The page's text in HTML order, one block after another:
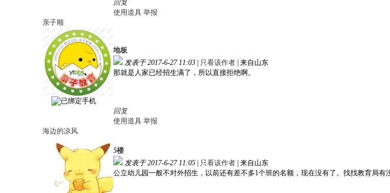
回复
使用道具 举报
亲子顺
地板
发表于 2017-6-27 11:03
只看该作者 来自山东
那就是人家已经招生满了，所以直接拒绝啊。
回复
使用道具 举报
海边的凉风
5楼
发表于 2017-6-27 11:05
只看该作者 来自山东
公立幼儿园一般不对外招生，以前还有差不多1个班的名额，现在没有了。找找教育局有